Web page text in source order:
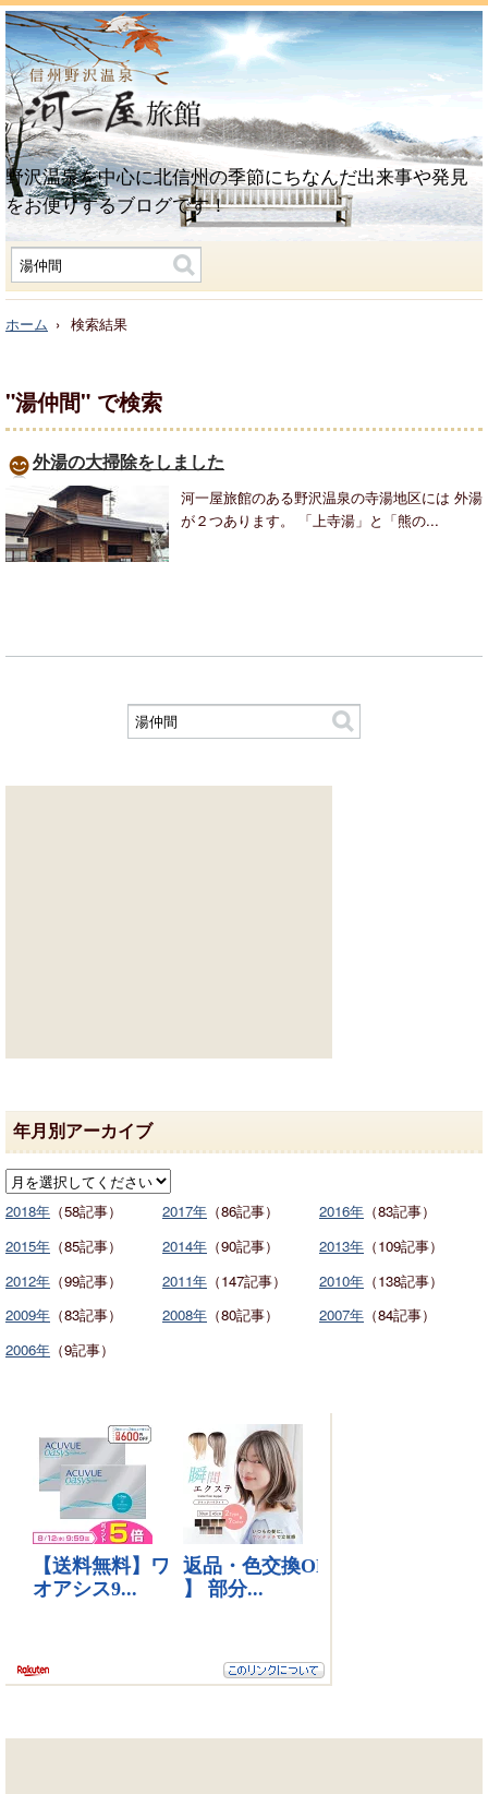
野沢温泉を中心に北信州の季節にちなんだ出来事や発見
をお便りするブログです！
ホーム 検索結果
"湯仲間" で検索
外湯の大掃除をしました
河一屋旅館のある野沢温泉の寺湯地区には 外湯
が２つあります。 「上寺湯」と「熊の...
年月別アーカイブ
2018年 （58記事） 2017年 （86記事） 2016年 （83記事）
2015年 （85記事） 2014年 （90記事） 2013年 （109記事）
2012年 （99記事） 2011年 （147記事） 2010年 （138記事）
2009年 （83記事） 2008年 （80記事） 2007年 （84記事）
2006年 （9記事）